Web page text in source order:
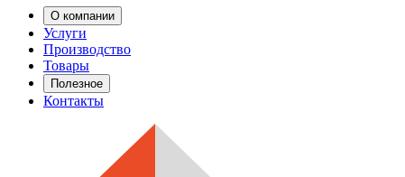
О компании
Услуги
Производство
Товары
Полезное
Контакты